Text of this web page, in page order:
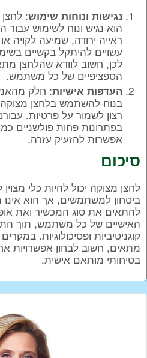
נגישות ונוחות שימוש:
הוא נגיש ונוח לשימוש
ראייה ירודה, שמיעה לקויה
עשויים להיתקל בקשיים
לכן, חשוב לוודא שהלחצן
הספציפיים של כל משתמש.
העדפות אישיות: חלק
בנוח להשתמש בלחצן
רצון לשמור על פרטיות.
בפתרונות פחות פולשניים
אפשרות להזעיק עזרה.
סיכום
לחצן מצוקה יכול להיות כלי
ביטחון למשתמשים, אך הוא
להתאים את סוג המכשיר ואת
האישיים של כל משתמש, תוך
קוגניטיביות ופסיכולוגיות.
מתאים, חשוב לבחון אפשרויות
בטיחותי מותאם אישית.